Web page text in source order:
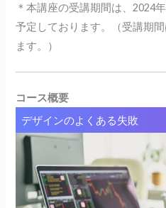
＊本講座の受講期間は、2024
予定しております。（受講期
ます。）
コース概要
デザインのよくある失敗